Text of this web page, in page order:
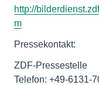
http://
m
Pressekontakt:
ZDF-Pressestelle
Telefon: +49-6131-